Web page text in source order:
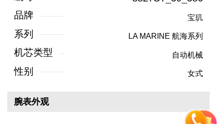
品牌
宝玑
系列 LA MARINE 航海系列
机芯类型 自动机械
性别 女式
腕表外观